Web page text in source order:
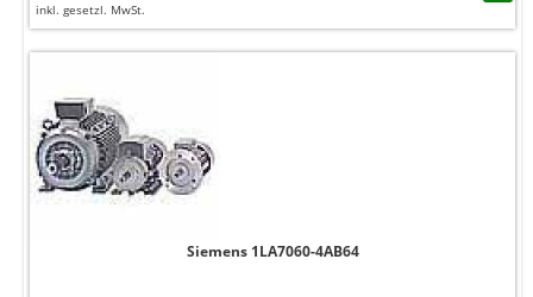
inkl. gesetzl. MwSt.
Siemens 1LA7060-4AB64